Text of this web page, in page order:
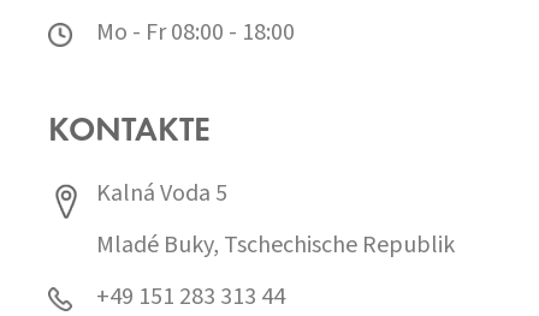
Mo - Fr 08:00 - 18:00
KONTAKTE
Kalná Voda 5
Mladé Buky, Tschechische Republik
+49 151 283 313 44